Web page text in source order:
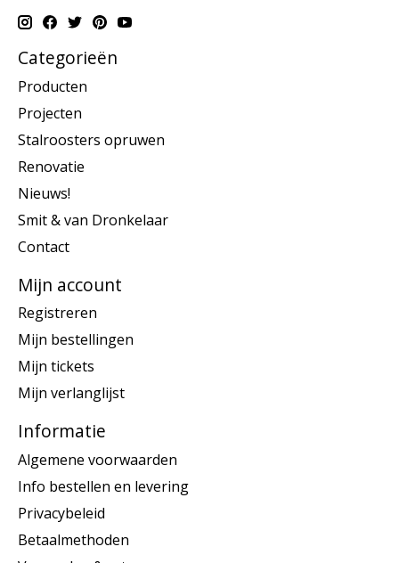
Categorieën
Producten
Projecten
Stalroosters opruwen
Renovatie
Nieuws!
Smit & van Dronkelaar
Contact
Mijn account
Registreren
Mijn bestellingen
Mijn tickets
Mijn verlanglijst
Informatie
Algemene voorwaarden
Info bestellen en levering
Privacybeleid
Betaalmethoden